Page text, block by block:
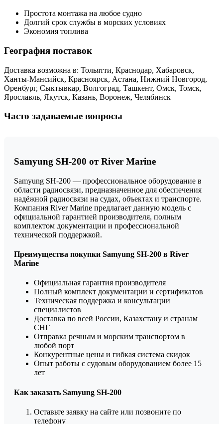
Простота монтажа на любое судно
Долгий срок службы в морских условиях
Экономия топлива
География поставок
Доставка возможна в: Тольятти, Краснодар, Хабаровск,
Ханты-Мансийск, Красноярск, Астана, Нижний Новгород,
Оренбург, Сыктывкар, Волгоград, Ташкент, Омск, Томск,
Ярославль, Якутск, Казань, Воронеж, Челябинск
Часто задаваемые вопросы
Samyung SH-200 от River Marine
Samyung SH-200 — профессиональное оборудование в
области радиосвязи, предназначенное для обеспечения
надёжной радиосвязи на судах, объектах и транспорте.
Компания River Marine предлагает данную модель с
официальной гарантией производителя, полным
комплектом документации и профессиональной
технической поддержкой.
Преимущества покупки Samyung SH-200 в River
Marine
Официальная гарантия производителя
Полный комплект документации и сертификатов
Техническая поддержка и консультации
специалистов
Доставка по всей России, Казахстану и странам
СНГ
Отправка речным и морским транспортом в
любой порт
Конкурентные цены и гибкая система скидок
Опыт работы с судовым оборудованием более 15
лет
Как заказать Samyung SH-200
Оставьте заявку на сайте или позвоните по
телефону